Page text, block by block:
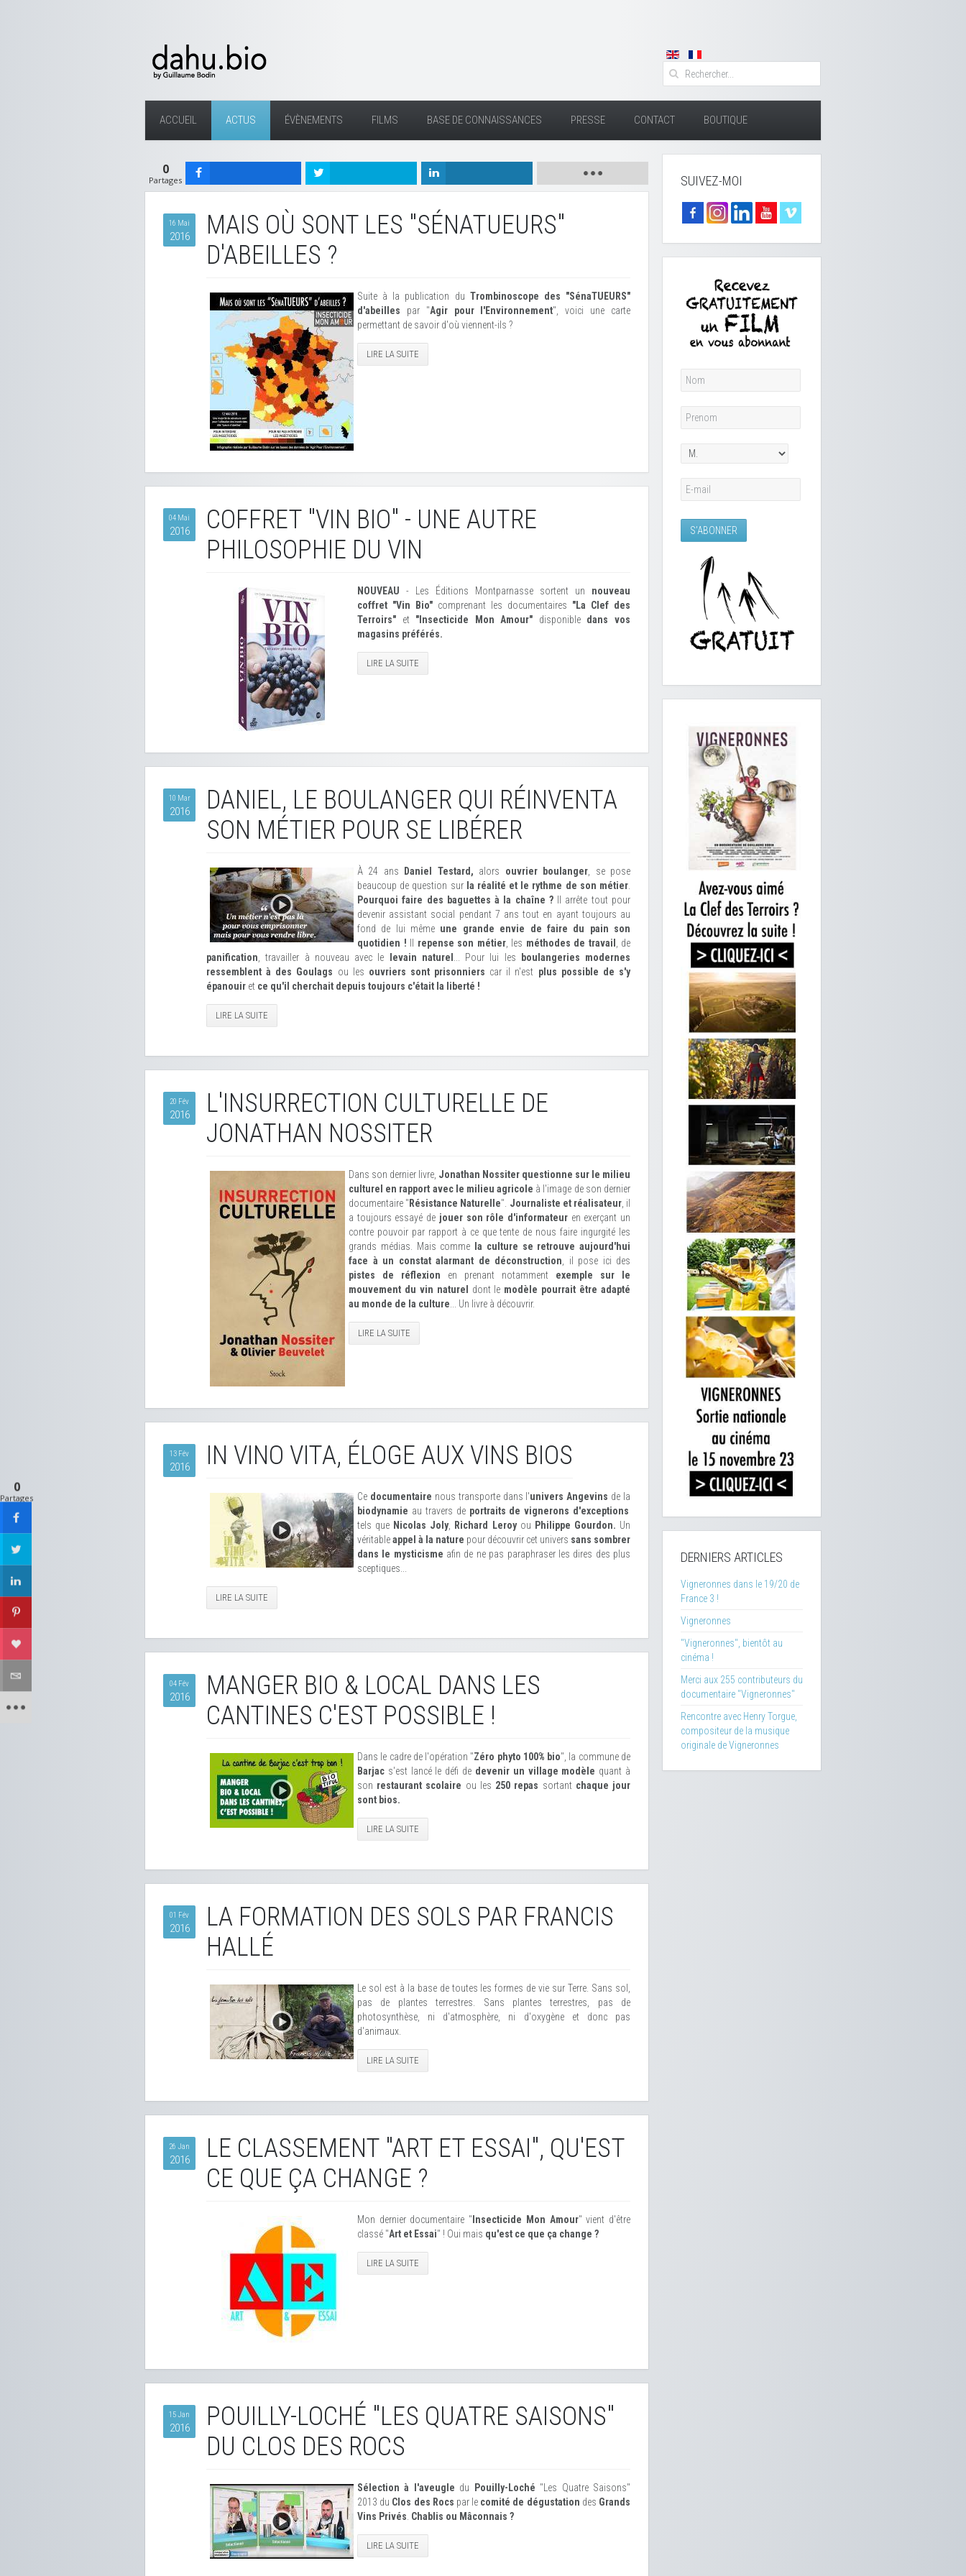
ACCUEIL ACTUS ÉVÈNEMENTS FILMS BASE DE CONNAISSANCES PRESSE CONTACT BOUTIQUE
0
Partages
16 Mai
2016
MAIS OÙ SONT LES "SÉNATUEURS"
D'ABEILLES ?
Suite à la publication du Trombinoscope des "SénaTUEURS"
d'abeilles par "Agir pour l'Environnement", voici une carte
permettant de savoir d'où viennent-ils ?
LIRE LA SUITE
04 Mai
2016
COFFRET "VIN BIO" - UNE AUTRE
PHILOSOPHIE DU VIN
NOUVEAU - Les Éditions Montparnasse sortent un nouveau
coffret "Vin Bio" comprenant les documentaires "La Clef des
Terroirs" et "Insecticide Mon Amour" disponible dans vos
magasins préférés.
LIRE LA SUITE
10 Mar
2016
DANIEL, LE BOULANGER QUI RÉINVENTA
SON MÉTIER POUR SE LIBÉRER
À 24 ans Daniel Testard, alors ouvrier boulanger , se pose
beaucoup de question sur la réalité et le rythme de son métier
Pourquoi faire des baguettes à la chaîne ?Il arrête tout pour
devenir assistant social pendant 7 ans tout en ayant toujours au
fond de lui même une grande envie de faire du pain son
quotidien !
repense son métier, les méthodes de travail
, de
panification , travailler à nouveau avec le levain naturel ... Pour lui les
boulangeries modernes
ressemblent à des Goulags ou les ouvriers sont prisonniers car il n'est plus possible de s'y
épanouir et ce qu'il cherchait depuis toujours c'était la liberté !
LIRE LA SUITE
20 Fév
2016
L'INSURRECTION CULTURELLE DE
JONATHAN NOSSITER
Dans son dernier livre, Jonathan Nossiter questionne sur le milieu
culturel en rapport avec le milieu agricole à l'image de son dernier
documentaire " Résistance Naturelle". Journaliste et réalisateur, il
a toujours essayé de jouer son rôle d'informateuren exerçant un
contre pouvoir par rapport à ce que tente de nous faire ingurgité les
grands médias. Mais comme
la culture se retrouve aujourd'hui
face à un constat alarmant de déconstruction , il pose ici des
pistes de réflexion en prenant notamment exemple sur le
mouvement du vin naturel
dont le modèle pourrait être adapté
au monde de la culture ... Un livre à découvrir.
LIRE LA SUITE
13 Fév
2016 IN VINO VITA, ÉLOGE AUX VINS BIOS
Ce documentaire nous transporte dans l'univers Angevins de la
biodynamie au travers deportraits de vignerons d'exceptions
tels que Nicolas Joly, Richard Leroy ou Philippe Gourdon. Un
véritableappel à la nature pour découvrir cet univers sans sombrer
dans le mysticisme afin de ne pas paraphraser les dires des plus
sceptiques...
LIRE LA SUITE
04 Fév
2016
MANGER BIO & LOCAL DANS LES
CANTINES C'EST POSSIBLE !
Dans le cadre de l'opération "Zéro phyto 100% bio", la commune de
Barjac s'est lancé le défi de devenir un village modèle quant à
son restaurant scolaire ou les 250 repas sortant chaque jour
sont bios.
LIRE LA SUITE
01 Fév
2016
LA FORMATION DES SOLS PAR FRANCIS
HALLÉ
Le sol est à la base de toutes les formes de vie sur Terre. Sans sol,
pas de plantes terrestres. Sans plantes terrestres, pas de
photosynthèse, ni d'atmosphère, ni d'oxygène et donc pas
d'animaux.
LIRE LA SUITE
26 Jan
2016
LE CLASSEMENT "ART ET ESSAI", QU'EST
CE QUE ÇA CHANGE ?
Mon dernier documentaire " Insecticide Mon Amour" vient d'être
classé "Art et Essai" ! Oui mais qu'est ce que ça change ?
LIRE LA SUITE
15 Jan
2016
POUILLY-LOCHÉ "LES QUATRE SAISONS"
DU CLOS DES ROCS
Sélection à l'aveugle du Pouilly-Loché "Les Quatre Saisons"
2013 du Clos des Rocs par le comité de dégustation des Grands
Vins Privés Chablis ou Mâconnais ?
LIRE LA SUITE
SUIVEZ-MOI
DERNIERS ARTICLES
Vigneronnes dans le 19/20 de
France 3 !
Vigneronnes
"Vigneronnes", bientôt au
cinéma !
Merci aux 255 contributeurs du
documentaire "Vigneronnes"
Rencontre avec Henry Torgue,
compositeur de la musique
originale de Vigneronnes
0
Partages